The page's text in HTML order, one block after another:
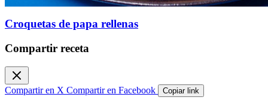
Croquetas de papa rellenas
Compartir receta
Compartir en X Compartir en Facebook Copiar link